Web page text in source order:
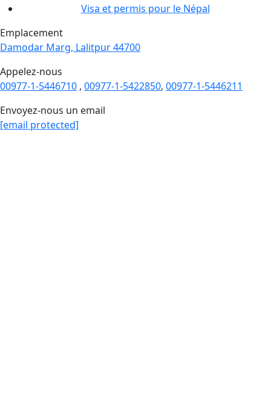
Visa et permis pour le Népal
Emplacement
Damodar Marg, Lalitpur 44700
Appelez-nous
00977-1-5446710 , 00977-1-5422850, 00977-1-5446211
Envoyez-nous un email
[email protected]